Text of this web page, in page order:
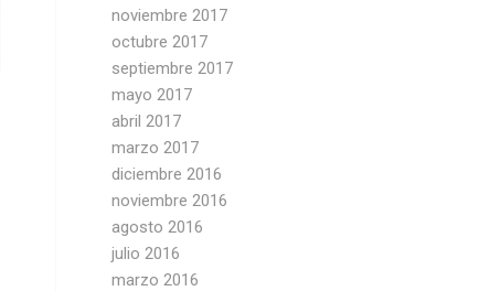
noviembre 2017
octubre 2017
septiembre 2017
mayo 2017
abril 2017
marzo 2017
diciembre 2016
noviembre 2016
agosto 2016
julio 2016
marzo 2016